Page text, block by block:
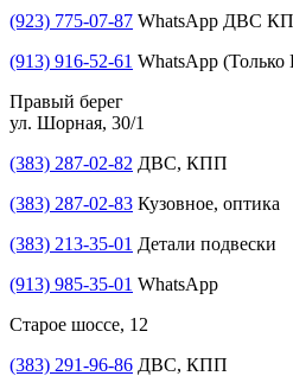
(923) 775-07-87 WhatsApp ДВС
(913) 916-52-61 WhatsApp (Только
Правый берег
ул. Шорная, 30/1
(383) 287-02-82 ДВС, КПП
(383) 287-02-83 Кузовное, оптика
(383) 213-35-01 Детали подвески
(913) 985-35-01 WhatsApp
Старое шоссе, 12
(383) 291-96-86 ДВС, КПП